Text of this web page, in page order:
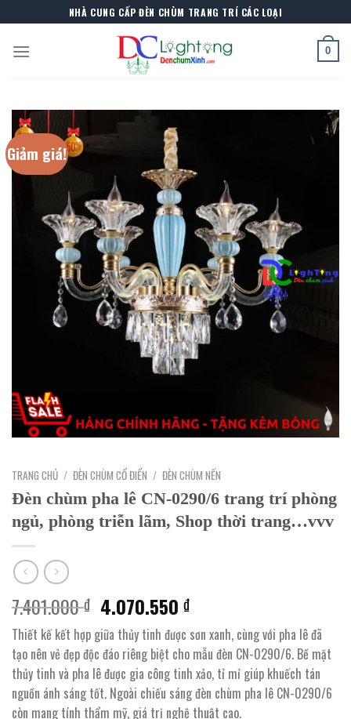
to
content
NHÀ CUNG CẤP ĐÈN CHÙM TRANG TRÍ CÁC LOẠI
0
Giảm giá!
TRANG CHỦ / ĐÈN CHÙM CỔ ĐIỂN / ĐÈN CHÙM NẾN
Đèn chùm pha lê CN-0290/6 trang trí phòng
ngủ, phòng triễn lãm, Shop thời trang…vvv
7.401.000₫ Giá
gốc
là:
7.401.000 ₫.
4.070.550₫Giá
hiện
tại
là:
4.070.550 ₫.
Thiết kế kết hợp giữa thủy tinh được sơn xanh, cùng với pha lê đã
tạo nên vẻ đẹp độc đáo riêng biệt cho mẫu đèn CN-0290/6. Bề mặt
thủy tinh và pha lê được gia công tinh xảo, tỉ mỉ giúp khuếch tán
nguồn ánh sáng tốt. Ngoài chiếu sáng đèn chùm pha lê CN-0290/6
còn mang tính thẩm mỹ, giá trị nghệ thuật cao.